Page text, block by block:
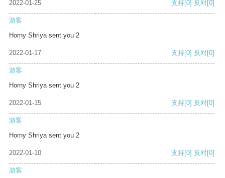
2022-01-25 支持[0] 反对[0]
游客
Horny Shriya sent you 2
2022-01-17 支持[0] 反对[0]
游客
Horny Shriya sent you 2
2022-01-15 支持[0] 反对[0]
游客
Horny Shriya sent you 2
2022-01-10 支持[0] 反对[0]
游客